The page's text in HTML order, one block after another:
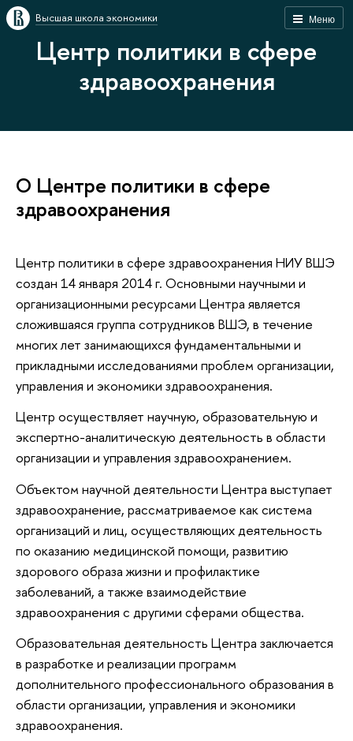
Меню
Высшая школа экономики
Центр политики в сфере
здравоохранения
О Центре политики в сфере
здравоохранения
Центр политики в сфере здравоохранения НИУ ВШЭ
создан 14 января 2014 г. Основными научными и
организационными ресурсами Центра является
сложившаяся группа сотрудников ВШЭ, в течение
многих лет занимающихся фундаментальными и
прикладными исследованиями проблем организации,
управления и экономики здравоохранения.
Центр осуществляет научную, образовательную и
экспертно-аналитическую деятельность в области
организации и управления здравоохранением.
Объектом научной деятельности Центра выступает
здравоохранение, рассматриваемое как система
организаций и лиц, осуществляющих деятельность
по оказанию медицинской помощи, развитию
здорового образа жизни и профилактике
заболеваний, а также взаимодействие
здравоохранения с другими сферами общества.
Образовательная деятельность Центра заключается
в разработке и реализации программ
дополнительного профессионального образования в
области организации, управления и экономики
здравоохранения.